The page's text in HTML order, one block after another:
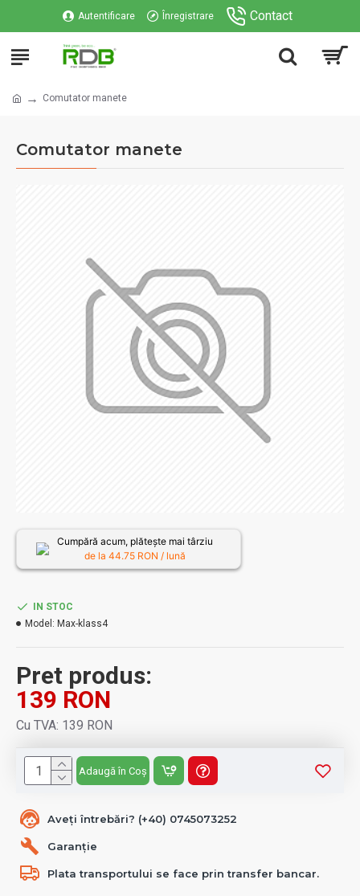
Autentificare Înregistrare Contact
Comutator manete
Comutator manete
Aveți întrebări? (+40) 0745073252
Garanție
Plata transportului se face prin transfer bancar.
Pret produs:
139 RON
Cu TVA: 139 RON
IN STOC
Model: Max-klass4
Adaugă în Coș
Cumpără acum, plătește mai târziu
de la 44.75 RON / lună